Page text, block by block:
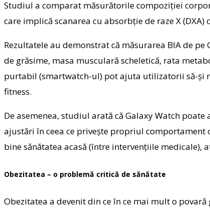
Studiul a comparat măsurătorile compoziției
care implică scanarea cu absorbție de raze X
Rezultatele au demonstrat că măsurarea BIA de
de grăsime, masa musculară scheletică, rata
purtabil (smartwatch-ul) pot ajuta utilizatorii să-și
fitness.
De asemenea, studiul arată că Galaxy Watch
ajustări în ceea ce privește propriul
bine sănătatea acasă (între intervențiile
Obezitatea – o problemă critică de sănătate
Obezitatea a devenit din ce în ce mai mult o